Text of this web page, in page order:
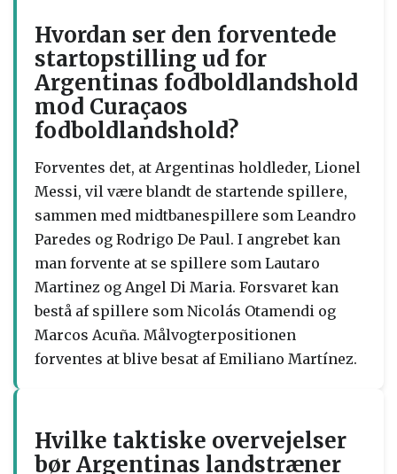
Hvordan ser den forventede
startopstilling ud for
Argentinas fodboldlandshold
mod Curaçaos
fodboldlandshold?
Forventes det, at Argentinas holdleder, Lionel
Messi, vil være blandt de startende spillere,
sammen med midtbanespillere som Leandro
Paredes og Rodrigo De Paul. I angrebet kan
man forvente at se spillere som Lautaro
Martinez og Angel Di Maria. Forsvaret kan
bestå af spillere som Nicolás Otamendi og
Marcos Acuña. Målvogterpositionen
forventes at blive besat af Emiliano Martínez.
Hvilke taktiske overvejelser
bør Argentinas landstræner